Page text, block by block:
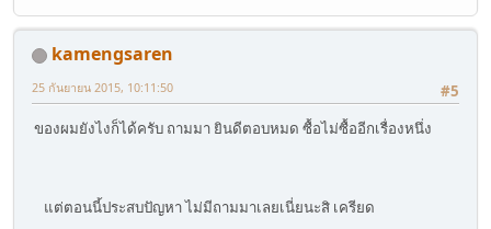
kamengsaren
#5
25 กันยายน 2015, 10:11:50
ของผมยังไงก็ได้ครับ ถามมา ยินดีตอบหมด ซื้อไม่ซื้ออีกเรื่องหนึ่ง
แต่ตอนนี้ประสบปัญหา ไม่มีถามมาเลยเนี่ยนะสิ เครียด